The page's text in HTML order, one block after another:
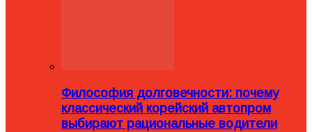
Философия долговечности: почему
классический корейский автопром
выбирают рациональные водители